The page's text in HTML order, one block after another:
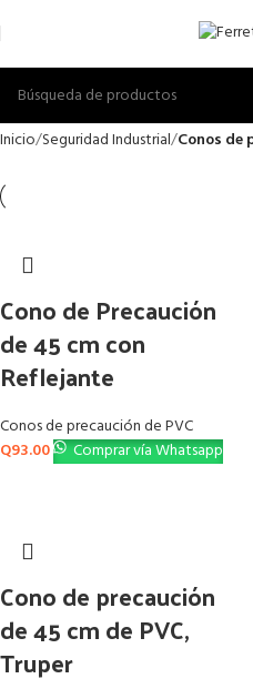
Inicio Seguridad Industrial Conos de
Cono de Precaución
de 45 cm con
Reflejante
Conos de precaución de PVC
Q93.00 Comprar vía Whatsapp
Cono de precaución
de 45 cm de PVC,
Truper